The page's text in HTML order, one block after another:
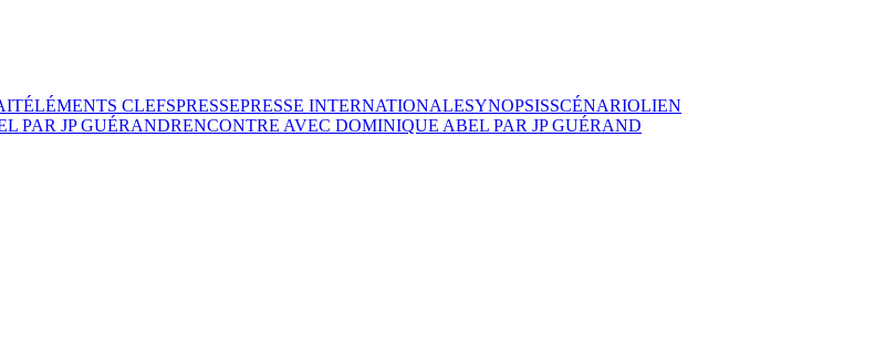
ÉLÉMENTS CLEFSPRESSEPRESSE INTERNATIONALESYNOPSISSCÉNARIOLIEN
PAR JP GUÉRANDRENCONTRE AVEC DOMINIQUE ABEL PAR JP GUÉRAND